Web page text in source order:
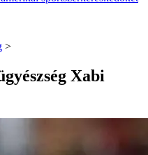
>
Xabi